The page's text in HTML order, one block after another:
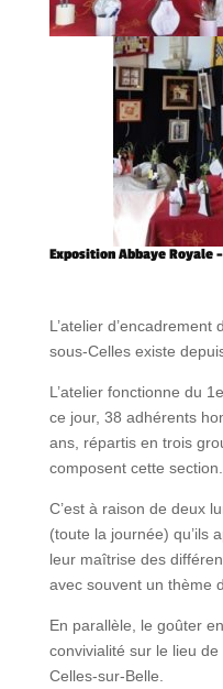
Exposition Abbaye Royale
L’atelier
sous-Celles existe
L’atelier fonctionne du
ce jour, 38 adhérents
ans, répartis en trois
composent cette section.
C’est à raison de deux
(toute la journée) qu’ils
leur maîtrise des
avec souvent un thème
En parallèle, le goûter
convivialité sur le lieu de
Celles-sur-Belle.